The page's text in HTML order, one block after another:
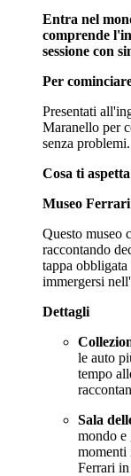
Entra nel
comprende
sessione con
Per
Presentati
Maranello per
senza problemi.
Cosa ti aspetta
Museo
Questo museo
raccontando
tappa
immergersi
Dettagli
le auto
tempo
Sala
mondo
momenti
Ferrari in